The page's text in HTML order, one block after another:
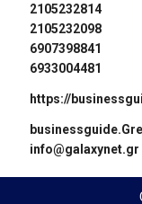
2105232814
2105232098
6907398841
6933004481
https://
info@galaxynet.gr